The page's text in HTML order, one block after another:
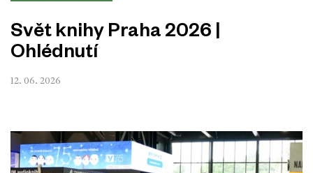
Svět knihy Praha 2026 |
Ohlédnutí
12. 06. 2026